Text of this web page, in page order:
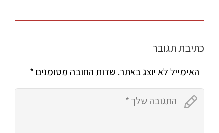
כתיבת תגובה
האימייל לא יוצג באתר. שדות החובה מסומנים *